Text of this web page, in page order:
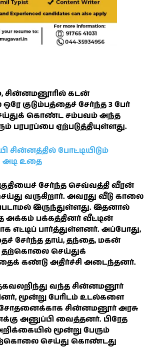
சின்னமனூரில் கடன்
குடும்பத்தைச் சேர்ந்த 3 பேர்
கொண்ட சம்பவம் அந்த
பரபரப்பை ஏற்படுத்தியுள்ளது.
சின்னத்தில் போட்டியிடும்
அடி உதை
சேர்ந்த செவ்வத்தி வீரன்
வருகிறார். அவரது வீடு காலை
இருந்துள்ளது. இதனால்
அக்கம் பக்கத்தினர் வீட்டின்
எட்டிப் பார்த்துள்ளனர். அப்போது,
சேர்ந்த தாய், தந்தை, மகன்
தற்கொலை செய்துக்
கண்டு அதிர்ச்சி அடைந்தனர்.
வந்த சின்னமனூர்
மூன்று பேரிடம் உடல்களை
சின்னமனூர் அரசு
அனுப்பி வைத்தனர். பிரேத
மூன்று பேரும்
செய்து கொண்டது